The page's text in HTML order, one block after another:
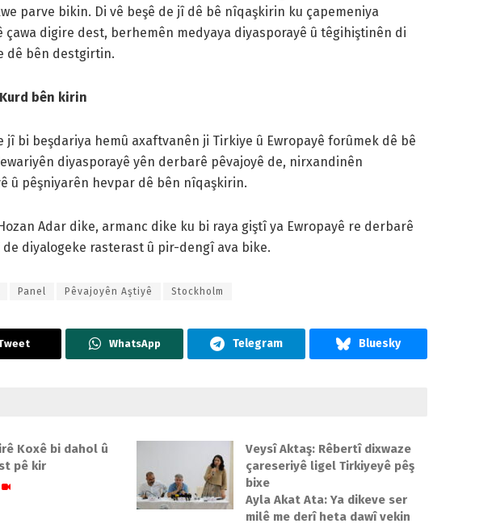
parve bikin. Di vê beşê de jî dê bê nîqaşkirin ku çapemeniya
çawa digire dest, berhemên medyaya diyasporayê û têgihiştinên di
dê bên destgirtin.
bên kirin
jî bi beşdariya hemû axaftvanên ji Tirkiye û Ewropayê forûmek dê bê
diyasporayê yên derbarê pêvajoyê de, nirxandinên
û pêşniyarên hevpar dê bên nîqaşkirin.
Adar dike, armanc dike ku bi raya giştî ya Ewropayê re derbarê
de diyalogeke rasterast û pir-dengî ava bike.
Panel Pêvajoyên Aştiyê Stockholm
WhatsApp
Koxê bi dahol û
pê kir
Veysî Aktaş: Rêbertî dixwaze
çareseriyê ligel Tirkiyeyê pêş
bixe
Ayla Akat Ata: Ya dikeve ser
milê me derî heta dawî vekin